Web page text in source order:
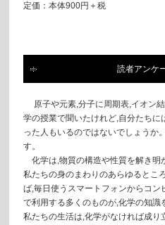
定価：本体900円＋税
読者アンケ
原子や元素,分子に周期表,イオン
学の授業で聞いたけれど,自分たちに
った人もいるのではないでしょうか
す。
化学は,物質の構造や性質を解き明
私たちの身のまわりのあらゆるとこ
ば,毎日使うスマートフォンからコン
で利用する多くのものが,化学の知識
私たちの生活は,化学がなければ成り